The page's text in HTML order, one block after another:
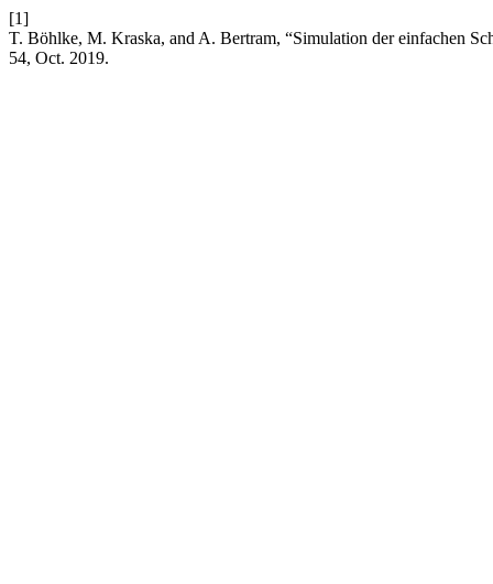
[1]
T. Böhlke, M. Kraska, and A. Bertram, “Simulation der einfachen
54, Oct. 2019.